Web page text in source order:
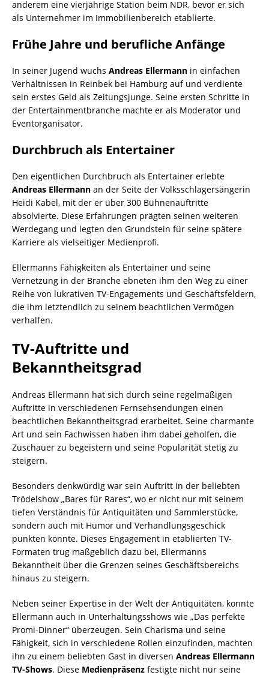
anderem eine vierjährige Station beim NDR, bevor er sich
als Unternehmer im Immobilienbereich etablierte.
Frühe Jahre und berufliche Anfänge
In seiner Jugend wuchs Andreas Ellermann in einfachen
Verhältnissen in Reinbek bei Hamburg auf und verdiente
sein erstes Geld als Zeitungsjunge. Seine ersten Schritte in
der Entertainmentbranche machte er als Moderator und
Eventorganisator.
Durchbruch als Entertainer
Den eigentlichen Durchbruch als Entertainer erlebte
Andreas Ellermann an der Seite der Volksschlagersängerin
Heidi Kabel, mit der er über 300 Bühnenauftritte
absolvierte. Diese Erfahrungen prägten seinen weiteren
Werdegang und legten den Grundstein für seine spätere
Karriere als vielseitiger Medienprofi.
Ellermanns Fähigkeiten als Entertainer und seine
Vernetzung in der Branche ebneten ihm den Weg zu einer
Reihe von lukrativen TV-Engagements und Geschäftsfeldern,
die ihm letztendlich zu seinem beachtlichen Vermögen
verhalfen.
TV-Auftritte und
Bekanntheitsgrad
Andreas Ellermann hat sich durch seine regelmäßigen
Auftritte in verschiedenen Fernsehsendungen einen
beachtlichen Bekanntheitsgrad erarbeitet. Seine charmante
Art und sein Fachwissen haben ihm dabei geholfen, die
Zuschauer zu begeistern und seine Popularität stetig zu
steigern.
Besonders denkwürdig war sein Auftritt in der beliebten
Trödelshow „Bares für Rares“, wo er nicht nur mit seinem
tiefen Verständnis für Antiquitäten und Sammlerstücke,
sondern auch mit Humor und Verhandlungsgeschick
punkten konnte. Dieses Engagement in etablierten TV-
Formaten trug maßgeblich dazu bei, Ellermanns
Bekanntheit über die Grenzen seines Geschäftsbereichs
hinaus zu steigern.
Neben seiner Expertise in der Welt der Antiquitäten, konnte
Ellermann auch in Unterhaltungsshows wie „Das perfekte
Promi-Dinner“ überzeugen. Sein Charisma und seine
Fähigkeit, sich in verschiedene Rollen einzufinden, machten
ihn zu einem beliebten Gast in diversen Andreas Ellermann
TV-Shows. Diese Medienpräsenz festigte nicht nur seine